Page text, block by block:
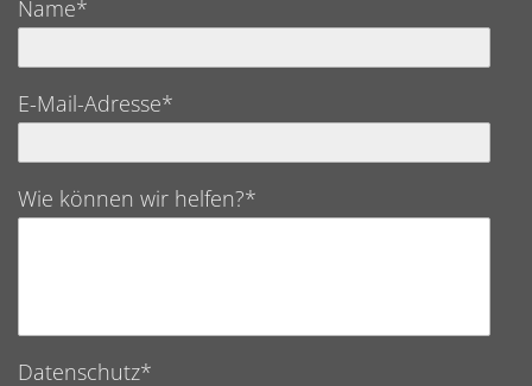
Name*
E-Mail-Adresse*
Wie können wir helfen?*
Datenschutz*